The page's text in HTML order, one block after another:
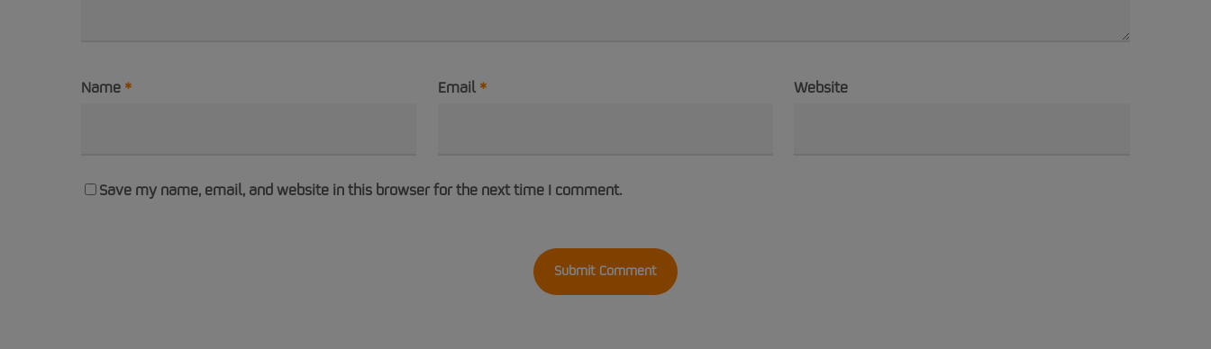
Name * Email * Website
Save my name, email, and website in this browser for the next time I comment.